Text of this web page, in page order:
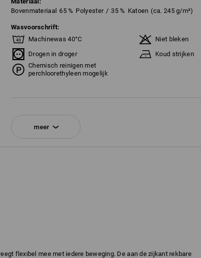
Bovenmateriaal 65% Polyester / 35 % Katoen (ca. 245 g/m²)
Wasvoorschrift:
Machinewas 40°C
Niet bleken
Drogen in droger
Koud strijken
Chemisch reinigen met
perchloorethyleen mogelijk
!!! Seizoensartikel !!! Levering zolang de voorraad strekt !!!
meer
flexibel mee met iedere beweging. De aan de zijkant rekbare